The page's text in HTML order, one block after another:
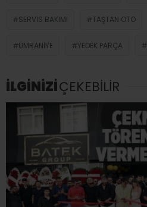
SERVIS BAKIMI TAŞTAN OTO
ÜMRANIYE YEDEK PARÇA
İLGİNİZİÇEKEBİLİR